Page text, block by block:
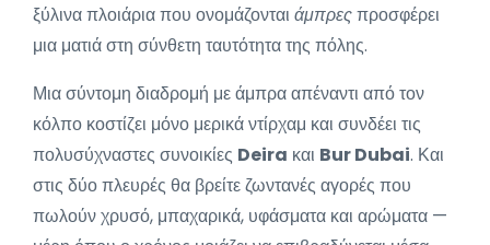
ξύλινα πλοιάρια που ονομάζονται άμπρεςπροσφέρει
μια ματιά στη σύνθετη ταυτότητα της πόλης.
Μια σύντομη διαδρομή με άμπρα απέναντι από τον
κόλπο κοστίζει μόνο μερικά ντίρχαμ και συνδέει τις
πολυσύχναστες συνοικίες Deira και Bur Dubai. Και
στις δύο πλευρές θα βρείτε ζωντανές αγορές που
πωλούν χρυσό, μπαχαρικά, υφάσματα και αρώματα —